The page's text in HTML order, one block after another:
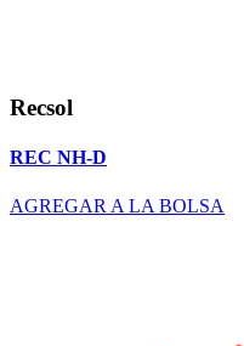
Recsol
REC NH-D
AGREGAR A LA BOLSA